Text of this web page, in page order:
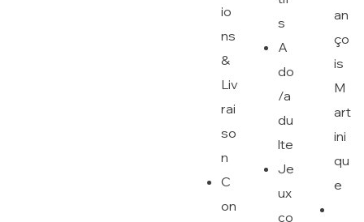
io
ns
&
Liv
rai
so
n
C
on
s
A
do
/a
du
lte
Je
ux
co
an
ço
is
M
art
ini
qu
e